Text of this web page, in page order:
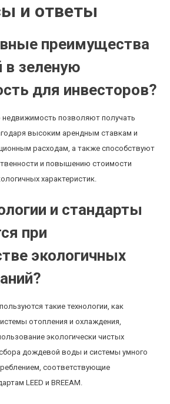
и ответы
преимущества
в зеленую
для инвесторов?
недвижимость позволяют получать
высоким арендным ставкам и
расходам, а также способствуют
и повышению стоимости
характеристик.
и стандарты
при
экологичных
такие технологии, как
отопления и охлаждения,
экологически чистых
дождевой воды и системы умного
соответствующие
LEED и BREEAM.